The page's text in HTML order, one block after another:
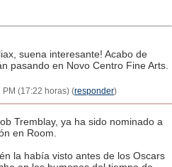
suena interesante! Acabo de
pasando en Novo Centro Fine Arts.
(17:22 horas) (responder)
Tremblay, ya ha sido nominado a
en Room.
la había visto antes de los Oscars